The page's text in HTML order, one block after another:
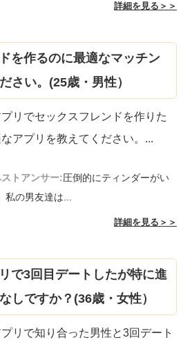
詳細を見る＞＞
を作るのに最適なマッチン
さい。(25歳・男性）
リでセックスフレンドを作りた
アプリを教えてください。 ...
トアンサー:圧倒的にティンダーがい
私の男友達は...
詳細を見る＞＞
で3回目デートしたが特に進
しですか？(36歳・女性）
リで知り合った男性と3回デート